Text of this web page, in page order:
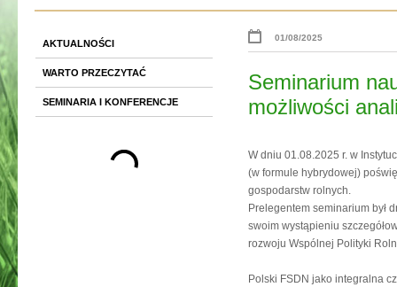
AKTUALNOŚCI
WARTO PRZECZYTAĆ
SEMINARIA I KONFERENCJE
01/08/2025
Seminarium
możliwości
W dniu 01.08.2025 r. w
(w formule hybrydowej)
gospodarstw rolnych.
Prelegentem seminarium był
swoim wystąpieniu
rozwoju Wspólnej Polityki
Polski FSDN jako integralna